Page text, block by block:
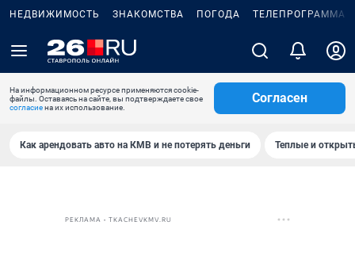
НЕДВИЖИМОСТЬ ЗНАКОМСТВА ПОГОДА ТЕЛЕПРОГРАММА
На информационном ресурсе применяются cookie-
файлы. Оставаясь на сайте, вы подтверждаете свое
согласиена их использование.
Согласен
Как арендовать авто на КМВ и не потерять деньги Теплые и
РЕКЛАМА • TKACHEVKMV.RU